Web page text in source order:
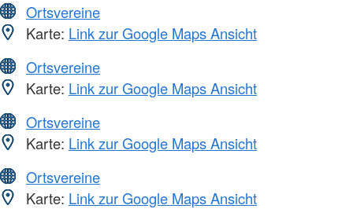
Ortsvereine
Karte: Link zur Google Maps Ansicht
Ortsvereine
Karte: Link zur Google Maps Ansicht
Ortsvereine
Karte: Link zur Google Maps Ansicht
Ortsvereine
Karte: Link zur Google Maps Ansicht